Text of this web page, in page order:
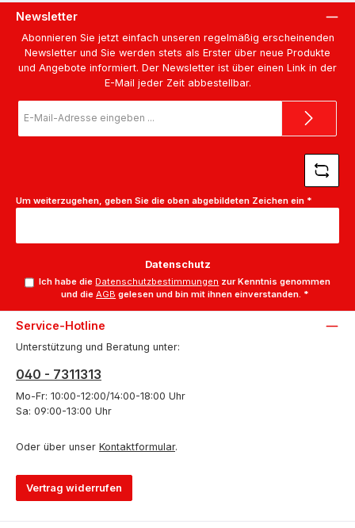
Newsletter
Abonnieren Sie jetzt einfach unseren regelmäßig erscheinenden
Newsletter und Sie werden stets als Erster über neue Produkte
und Angebote informiert. Der Newsletter ist über einen Link in der
E-Mail jeder Zeit abbestellbar.
Mail-
Um weiterzugehen, geben Sie die oben abgebildeten Zeichen ein *
Datenschutz
Ich habe die Datenschutzbestimmungen zur Kenntnis genommen
und dieAGB gelesen und bin mit ihnen einverstanden. *
Service-Hotline
Unterstützung und Beratung unter:
040 - 7311313
Mo-Fr: 10:00-12:00/14:00-18:00 Uhr
Sa: 09:00-13:00 Uhr
Oder über unser Kontaktformular.
Vertrag widerrufen